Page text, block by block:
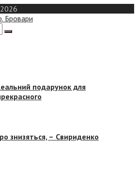
подарунок для
знизяться, – Свириденко